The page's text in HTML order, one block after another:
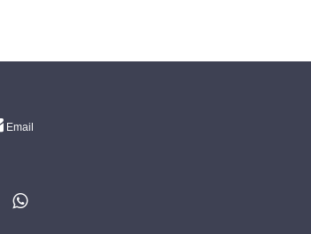
Email